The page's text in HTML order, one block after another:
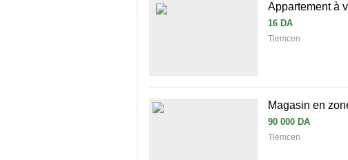
Appartement à
16 DA
Tlemcen
Magasin en
90 000 DA
Tlemcen